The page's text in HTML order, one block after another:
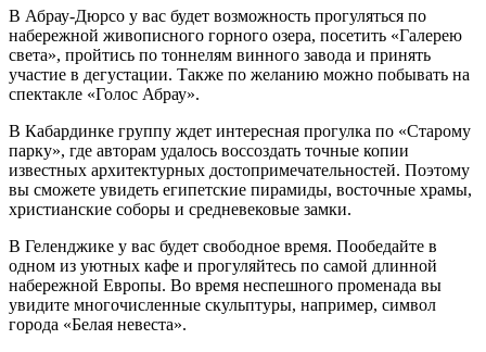
В Абрау-Дюрсо у вас будет возможность прогуляться по
набережной живописного горного озера, посетить «Галерею
света», пройтись по тоннелям винного завода и принять
участие в дегустации. Также по желанию можно побывать на
спектакле «Голос Абрау».
В Кабардинке группу ждет интересная прогулка по «Старому
парку», где авторам удалось воссоздать точные копии
известных архитектурных достопримечательностей. Поэтому
вы сможете увидеть египетские пирамиды, восточные храмы,
христианские соборы и средневековые замки.
В Геленджике у вас будет свободное время. Пообедайте в
одном из уютных кафе и прогуляйтесь по самой длинной
набережной Европы. Во время неспешного променада вы
увидите многочисленные скульптуры, например, символ
города «Белая невеста».